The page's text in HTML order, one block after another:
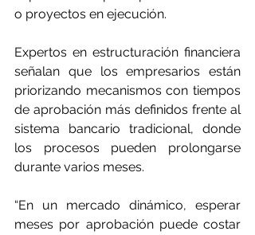
o proyectos en ejecución.
Expertos en estructuración financiera
señalan que los empresarios están
priorizando mecanismos con tiempos
de aprobación más definidos frente al
sistema bancario tradicional, donde
los procesos pueden prolongarse
durante varios meses.
“En un mercado dinámico, esperar
meses por aprobación puede costar